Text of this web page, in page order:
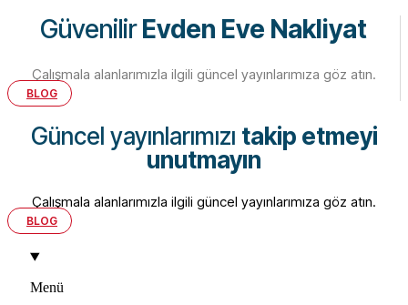
GüvenilirEvden Eve Nakliyat
Çalışmala alanlarımızla ilgili güncel yayınlarımıza göz atın.
BLOG
Güncel yayınlarımızı takip etmeyi
unutmayın
Çalışmala alanlarımızla ilgili güncel yayınlarımıza göz atın.
BLOG
Menü